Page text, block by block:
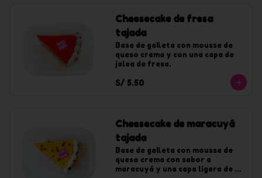
Cheesecake de fresa
tajada
Base de galleta con mousse de
queso crema y con una capa de
jalea de fresa.
S/ 5.50
Cheesecake de maracuyá
tajada
Base de galleta con mousse de
queso crema con sabor a
maracuyá y una capa ligera de